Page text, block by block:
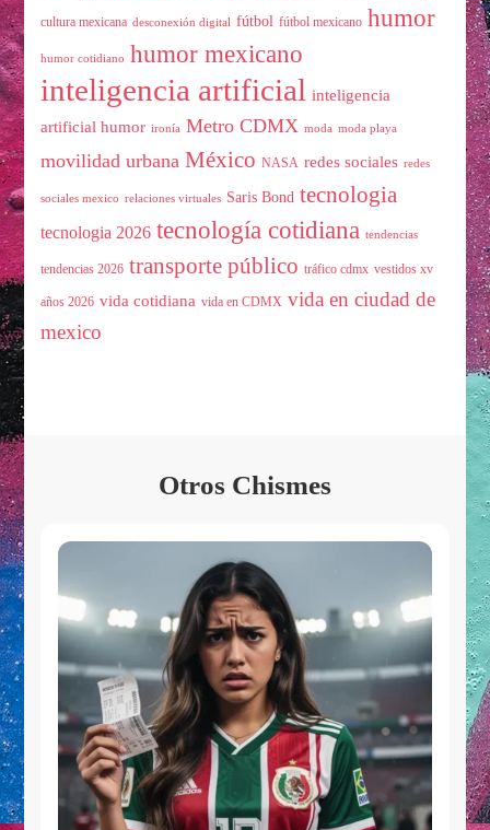
cultura mexicana desconexión digital fútbol fútbol mexicano humor
humor cotidiano humor mexicano
inteligencia artificial inteligencia
artificial humor ironía Metro CDMX moda moda playa
movilidad urbana México NASA redes sociales redes
sociales mexico relaciones virtuales Saris Bond tecnologia
tecnologia 2026 tecnología cotidiana tendencias
tendencias 2026 transporte público tráfico cdmx vestidos xv
años 2026 vida cotidiana vida en CDMX vida en ciudad de
mexico
Otros Chismes